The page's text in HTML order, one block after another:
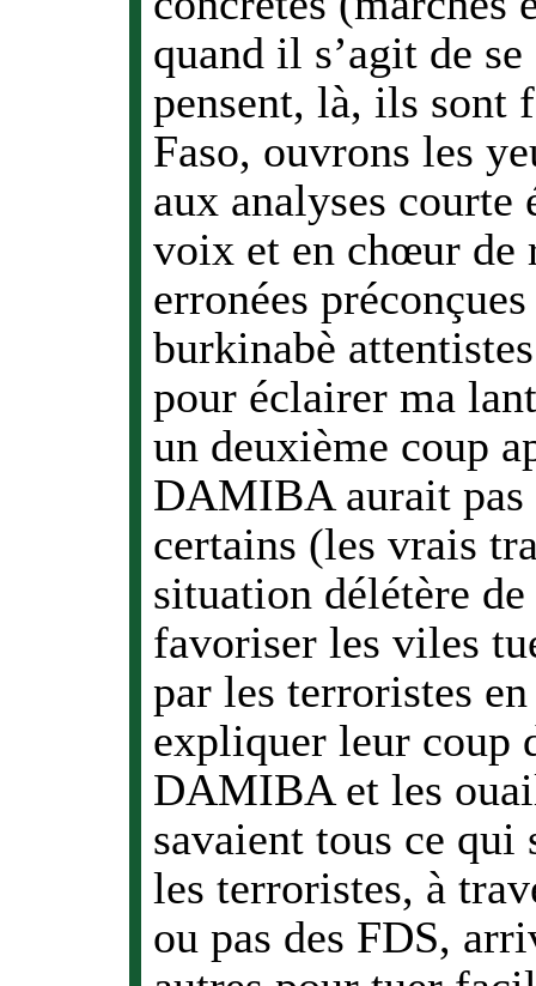
quand il s’agit de
pensent, là, ils sont
Faso, ouvrons les
aux analyses
voix et en chœur de
erronées
burkinabè
pour éclairer ma
un deuxième coup
DAMIBA aurait pas
certains (les vrais
situation délétère
favoriser les viles
par les terroristes
expliquer leur coup
DAMIBA et les
savaient tous ce
les terroristes, à
ou pas des FDS,